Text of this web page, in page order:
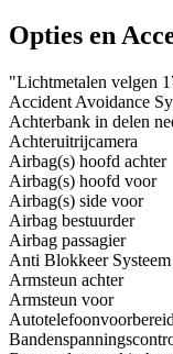
Opties en
"Lichtmetalen velgen
Accident Avoidance
Achterbank in delen
Achteruitrijcamera
Airbag(s) hoofd achter
Airbag(s) hoofd voor
Airbag(s) side voor
Airbag bestuurder
Airbag passagier
Anti Blokkeer
Armsteun achter
Armsteun voor